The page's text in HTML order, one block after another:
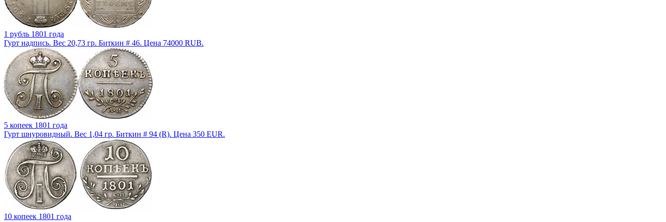
1 рубль 1801 года
Гурт надпись. Вес 20,73 гр. Биткин # 46. Цена 74000 RUB.
5 копеек 1801 года
Гурт шнуровидный. Вес 1,04 гр. Биткин # 94 (R). Цена 350 EUR.
10 копеек 1801 года